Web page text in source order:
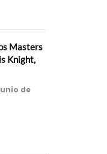
Masters
Knight,
de